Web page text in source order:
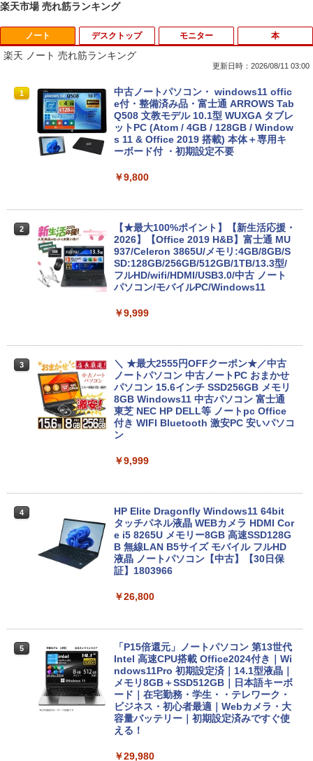
楽天市場 売れ筋ランキング
ノート
楽天 ノート 売れ筋ランキング
更新日時：2026/08/11 03:00
1
中古ノートパソコン・ windows11 offic
e付・整備済み品・富士通 ARROWS Tab
Q508 文教モデル 10.1型 WUXGA タブレ
ットPC (Atom / 4GB / 128GB / Window
s 11 & Office 2019 搭載) 本体＋専用キ
ーボード付 ・初期設定不要
￥9,800
2
【★最大100%ポイント】【新生活応援・
2026】【Office 2019 H&B】富士通 MU
937/Celeron 3865U/メモリ:4GB/8GB/S
SD:128GB/256GB/512GB/1TB/13.3型/
フルHD/wifi/HDMI/USB3.0/中古 ノート
パソコン/モバイルPC/Windows11
￥9,999
3
＼ ★最大2555円OFFクーポン★／中古
ノートパソコン 中古ノートPC おまかせ
パソコン 15.6インチ SSD256GB メモリ
8GB Windows11 中古パソコン 富士通
東芝 NEC HP DELL等 ノートpc Office
付き WIFI Bluetooth 激安PC 安いパソコ
ン
￥9,999
4
HP Elite Dragonfly Windows11 64bit
タッチパネル液晶 WEBカメラ HDMI Cor
e i5 8265U メモリー8GB 高速SSD128G
B 無線LAN B5サイズ モバイル フルHD
液晶 ノートパソコン【中古】【30日保
証】1803966
￥26,800
5
「P15倍還元」ノートパソコン 第13世代
Intel 高速CPU搭載 Office2024付き｜Wi
ndows11Pro 初期設定済｜14.1型液晶｜
メモリ8GB＋SSD512GB｜日本語キーボ
ード｜在宅勤務・学生・・テレワーク・
ビジネス・初心者最適｜Webカメラ・大
容量バッテリー｜初期設定済みですぐ使
える！
￥29,980
デスクトップ モニター 本